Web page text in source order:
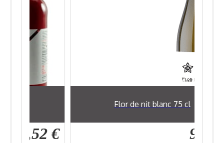
7,52 €
Flor de nit blanc 75 cl
9,89 €